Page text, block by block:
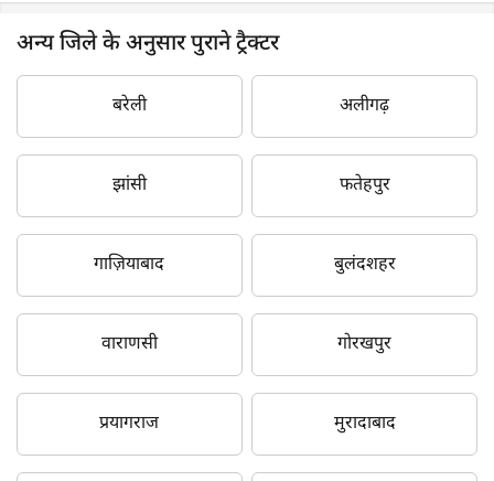
अन्य जिले के अनुसार पुराने ट्रैक्टर
बरेली अलीगढ़
झांसी फतेहपुर
गाज़ियाबाद बुलंदशहर
वाराणसी गोरखपुर
प्रयागराज मुरादाबाद